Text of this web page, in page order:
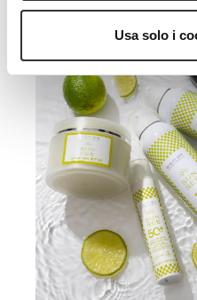
Usa solo i